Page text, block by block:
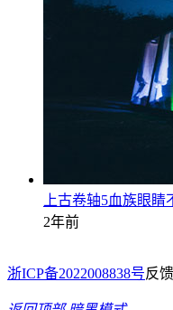
上古卷轴5血族眼睛
2年前
浙ICP备2022008838号反